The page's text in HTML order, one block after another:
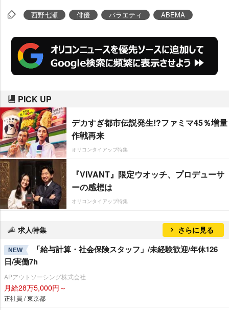
西野七瀬 俳優 バラエティ ABEMA
PICK UP
デカすぎ都市伝説発生!?ファミマ45％増量
作戦再来
オリコンタイアップ特集
『VIVANT』限定ウオッチ、プロデューサ
ーの感想は
オリコンタイアップ特集
求人特集 さらに見る
NEW
「給与計算・社会保険スタッフ」/未経験歓迎/年休126
日/実働7h
APアウトソーシング株式会社
月給28万5,000円～
正社員 / 東京都